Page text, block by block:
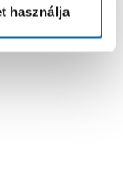
használja